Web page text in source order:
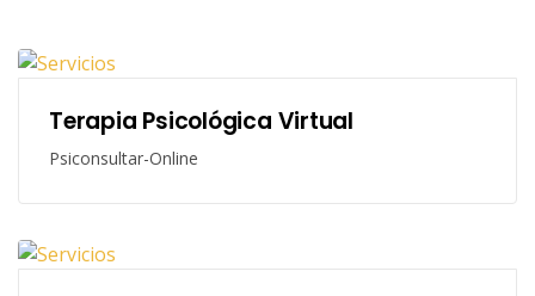
Terapia Psicológica Virtual
Psiconsultar-Online